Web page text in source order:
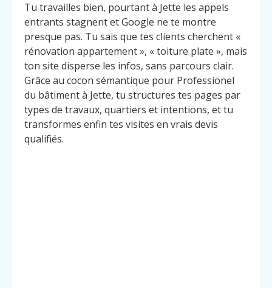
Tu travailles bien, pourtant à Jette les appels
entrants stagnent et Google ne te montre
presque pas. Tu sais que tes clients cherchent «
rénovation appartement », « toiture plate », mais
ton site disperse les infos, sans parcours clair.
Grâce au cocon sémantique pour Professionel
du bâtiment à Jette, tu structures tes pages par
types de travaux, quartiers et intentions, et tu
transformes enfin tes visites en vrais devis
qualifiés.